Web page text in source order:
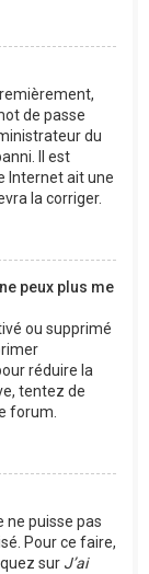
de passe
du
Il est
Internet ait une
la corriger.
peux plus me
ou supprimé
réduire la
tentez de
forum.
ne puisse pas
Pour ce faire,
sur J’ai